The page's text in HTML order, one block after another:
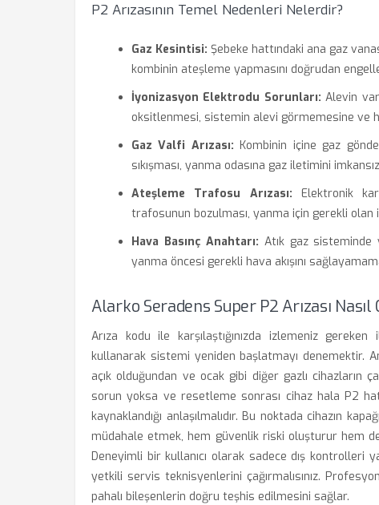
P2 Arızasının Temel Nedenleri Nelerdir?
Gaz Kesintisi: Şebeke hattındaki ana gaz
kombinin ateşleme yapmasını doğrudan
İyonizasyon Elektrodu Sorunları: Alevin
oksitlenmesi, sistemin alevi görmemesine ve
Gaz Valfi Arızası: Kombinin içine gaz
sıkışması, yanma odasına gaz iletimini
Ateşleme Trafosu Arızası: Elektronik
trafosunun bozulması, yanma için gerekli olan
Hava Basınç Anahtarı: Atık gaz
yanma öncesi gerekli hava akışını
Alarko Seradens Super P2 Arızası
Arıza kodu ile karşılaştığınızda izlemeniz
kullanarak sistemi yeniden başlatmayı denemektir.
açık olduğundan ve ocak gibi diğer gazlı cihazların
sorun yoksa ve resetleme sonrası cihaz hala P2
kaynaklandığı anlaşılmalıdır. Bu noktada cihazın
müdahale etmek, hem güvenlik riski oluşturur hem
Deneyimli bir kullanıcı olarak sadece dış kontrolleri
yetkili servis teknisyenlerini çağırmalısınız.
pahalı bileşenlerin doğru teşhis edilmesini sağlar.